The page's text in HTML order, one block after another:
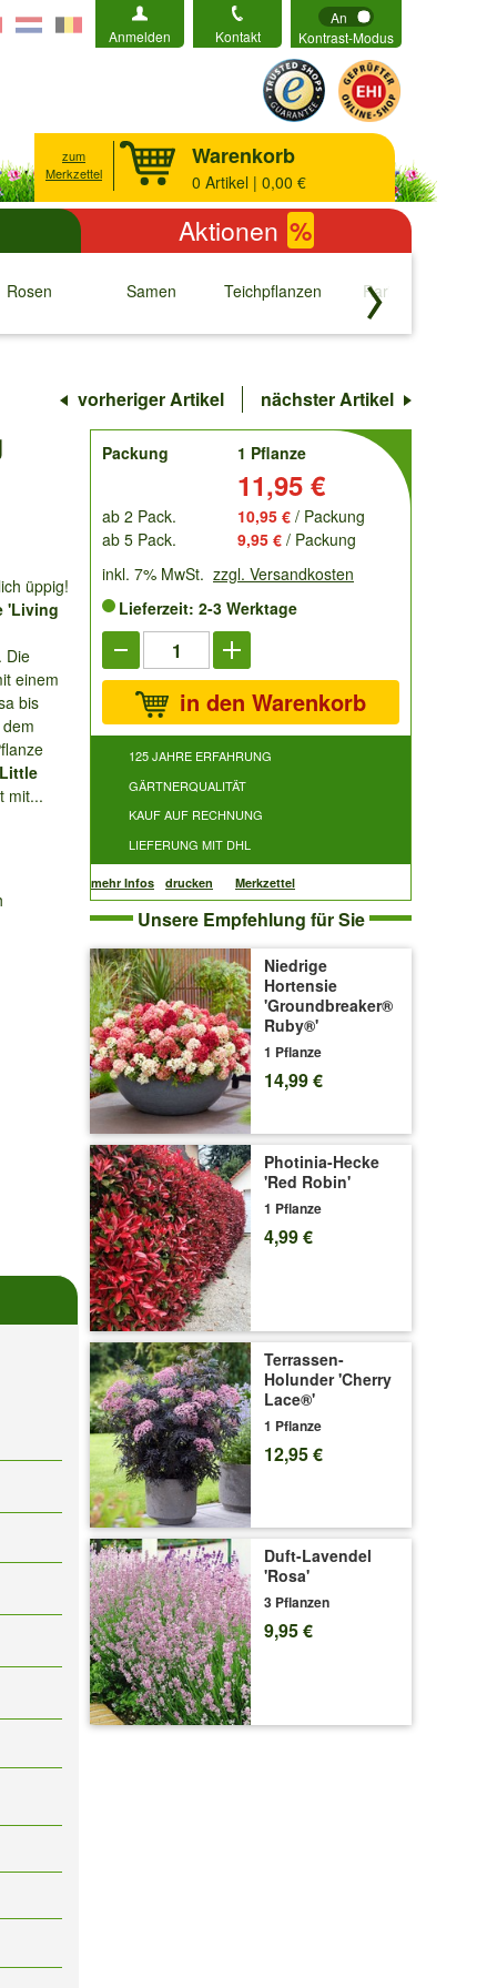
Anmelden Kontakt
An
Kontrast-Modus
zum
Merkzettel
Warenkorb
0 Artikel | 0,00 €
Aktionen %
Rosen Samen
↓
Teichpflanzen
↓
Raritäten
↓
vorheriger Artikel nächster Artikel
üppig!
'Living
Die
einem
bis
mit...
order
Packung
1 Pflanze
11,95 €
ab 2 Pack. 10,95 € / Packung
ab 5 Pack.
9,95 € / Packung
inkl. 7% MwSt. zzgl. Versandkosten
Lieferzeit: 2-3 Werktage
in den Warenkorb
125 JAHRE ERFAHRUNG
GÄRTNERQUALITÄT
KAUF AUF RECHNUNG
LIEFERUNG MIT DHL
mehr Infos drucken Merkzettel
Unsere Empfehlung für Sie
Niedrige
Hortensie
'Groundbreaker®
Ruby®'
1 Pflanze
14,99 €
Photinia-Hecke
'Red Robin'
1 Pflanze
4,99 €
Terrassen-
Holunder 'Cherry
Lace®'
1 Pflanze
12,95 €
Duft-Lavendel
'Rosa'
3 Pflanzen
9,95 €